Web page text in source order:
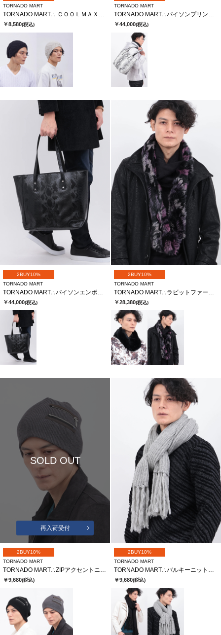
TORNADO MART
TORNADO MART∴ ＣＯＯＬＭＡＸニットキャップ
￥8,580(税込)
TORNADO MART
TORNADO MART∴パイソンプリントレザートートバッグ
￥44,000(税込)
2BUY10%
TORNADO MART
￥44,000(税込)
2BUY10%
TORNADO MART
￥28,380(税込)
SOLD OUT
再入荷受付
2BUY10%
TORNADO MART
TORNADO MART∴ZIPアクセントニットキャップ
￥9,680(税込)
2BUY10%
TORNADO MART
TORNADO MART∴バルキーニットストール
￥9,680(税込)